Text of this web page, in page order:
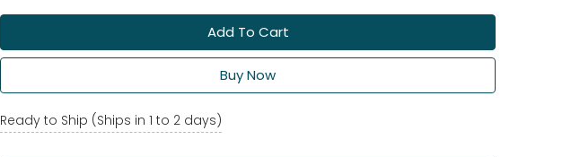
Add To Cart
Buy Now
Ready to Ship (Ships in 1 to 2 days)